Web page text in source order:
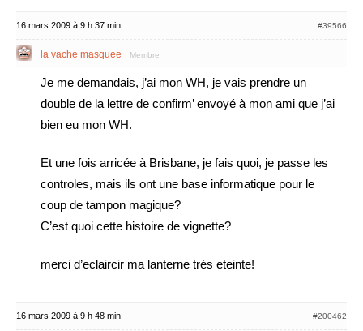
16 mars 2009 à 9 h 37 min #39566
la vache masquee Membre
Je me demandais, j’ai mon WH, je vais prendre un
double de la lettre de confirm’ envoyé à mon ami que j’ai
bien eu mon WH.
Et une fois arricée à Brisbane, je fais quoi, je passe les
controles, mais ils ont une base informatique pour le
coup de tampon magique?
C’est quoi cette histoire de vignette?
merci d’eclaircir ma lanterne trés eteinte!
16 mars 2009 à 9 h 48 min #200462